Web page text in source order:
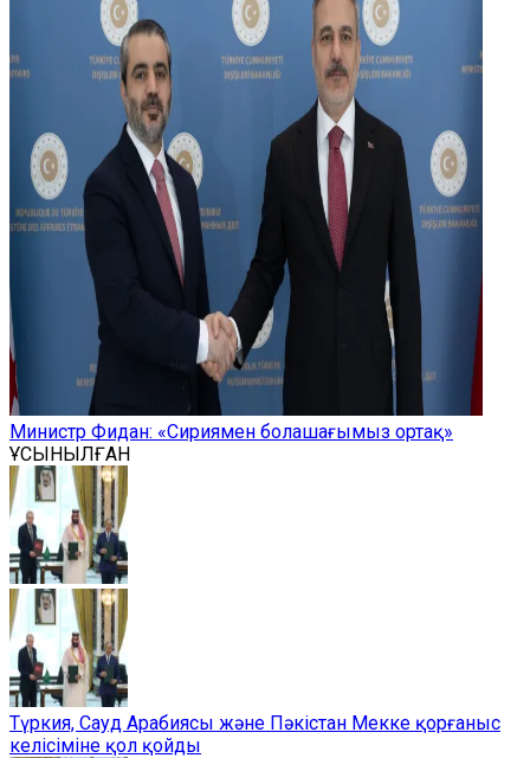
Министр Фидан: «Сириямен болашағымыз ортақ»
ҰСЫНЫЛҒАН
Түркия, Сауд Арабиясы және Пәкістан Мекке қорғаныс
келісіміне қол қойды